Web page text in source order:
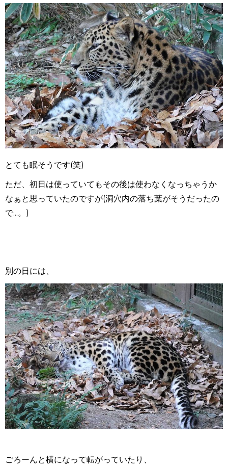
とても眠そうです(笑)
ただ、初日は使っていてもその後は使わなくなっちゃうか
なぁと思っていたのですが(洞穴内の落ち葉がそうだったの
で...。)
別の日には、
ごろーんと横になって転がっていたり、